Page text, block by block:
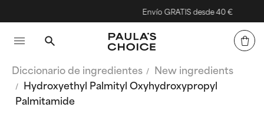
Envío GRATIS desde 40 €
Diccionario de ingredientes
New ingredients
Hydroxyethyl Palmityl Oxyhydroxypropyl
Palmitamide